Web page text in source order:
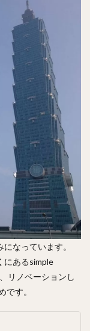
なっています。
にあるsimple
リノベーションし
です。